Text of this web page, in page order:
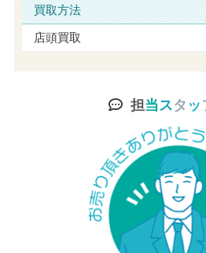
買取方法
店頭買取
担当スタ ッ